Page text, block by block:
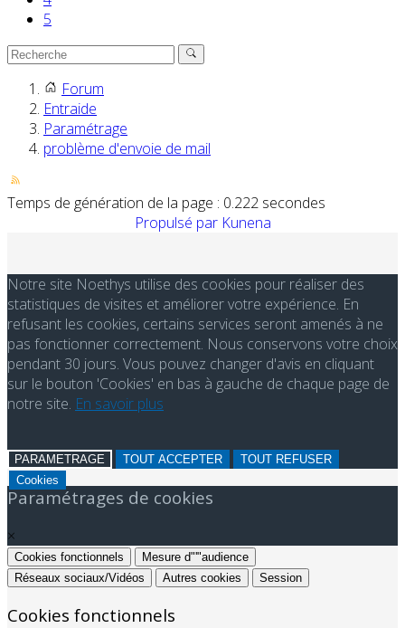
5
Forum
Entraide
Paramétrage
problème d'envoie de mail
Temps de génération de la page : 0.222 secondes
Propulsé par Kunena
Notre site Noethys utilise des cookies pour réaliser des
statistiques de visites et améliorer votre expérience. En
refusant les cookies, certains services seront amenés à ne
pas fonctionner correctement. Nous conservons votre choix
pendant 30 jours. Vous pouvez changer d'avis en cliquant
sur le bouton 'Cookies' en bas à gauche de chaque page de
notre site. En savoir plus
PARAMETRAGE TOUT ACCEPTER
TOUT REFUSER
Cookies
Paramétrages de cookies
×
Cookies fonctionnels
Mesure d"'"audience
Réseaux sociaux/Vidéos
Autres cookies Session
Cookies fonctionnels